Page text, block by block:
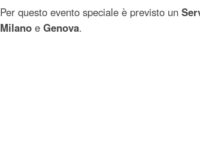
Per questo evento speciale è previsto un
Milanoe Genova.